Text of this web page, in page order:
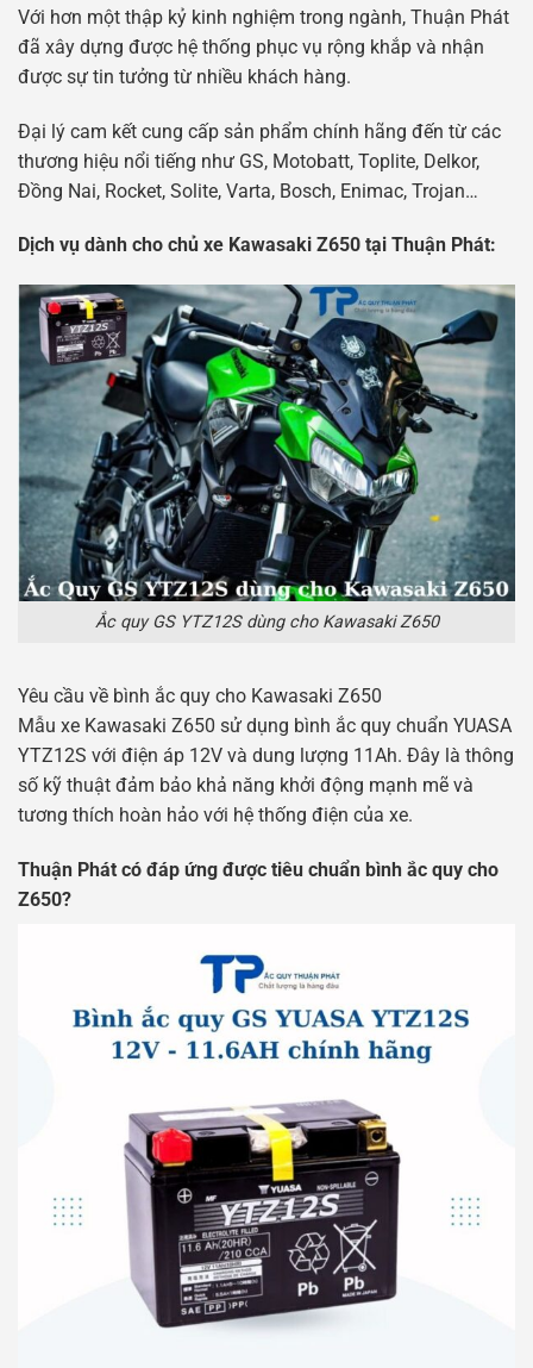
Với hơn một thập kỷ kinh nghiệm trong ngành, Thuận Phát
đã xây dựng được hệ thống phục vụ rộng khắp và nhận
được sự tin tưởng từ nhiều khách hàng.
Đại lý cam kết cung cấp sản phẩm chính hãng đến từ các
thương hiệu nổi tiếng như GS, Motobatt, Toplite, Delkor,
Đồng Nai, Rocket, Solite, Varta, Bosch, Enimac, Trojan…
Dịch vụ dành cho chủ xe Kawasaki Z650 tại Thuận Phát:
Ắc quy GS YTZ12S dùng cho Kawasaki Z650
Yêu cầu về bình ắc quy cho Kawasaki Z650
Mẫu xe Kawasaki Z650 sử dụng bình ắc quy chuẩn YUASA
YTZ12S với điện áp 12V và dung lượng 11Ah. Đây là thông
số kỹ thuật đảm bảo khả năng khởi động mạnh mẽ và
tương thích hoàn hảo với hệ thống điện của xe.
Thuận Phát có đáp ứng được tiêu chuẩn bình ắc quy cho
Z650?